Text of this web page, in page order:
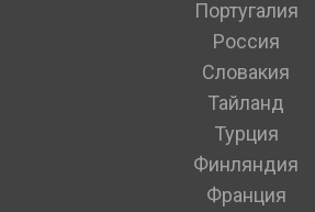
Португалия
Россия
Словакия
Тайланд
Турция
Финляндия
Франция